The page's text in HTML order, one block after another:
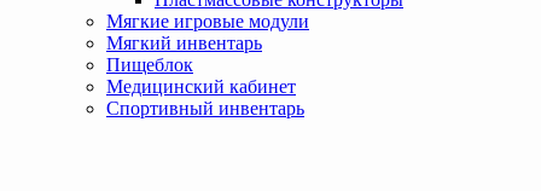
Мягкие игровые модули
Мягкий инвентарь
Пищеблок
Медицинский кабинет
Спортивный инвентарь